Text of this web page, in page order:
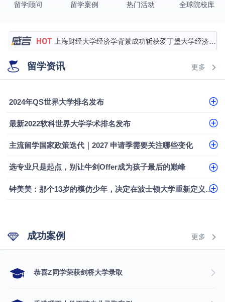
留学顾问 留学案例 热门活动 全球院校库
伯明翰大学数字媒体与创意产业硕士录取案例
Offer
上海财经大学经济学背景成功斩获爱丁堡大学经济学
硕士录取
数学背景的他，靠“供应链”故事敲开哥大、宾大之门
专科逆袭伦敦大学学院UCL录取案例解析
留学资讯 更多
2024年QS世界大学排名发布
最新2022软科世界大学学术排名发布
主流留学国家政策迭代｜2027 申请季需要关注哪些变化
选专业只是起点，别让牛剑Offer成为孩子最后的巅峰
钟美美：那个13岁的模仿少年，决定在波士顿大学重新定义自己
成功案例 更多
​恭喜Z同学荣获剑桥大学录取